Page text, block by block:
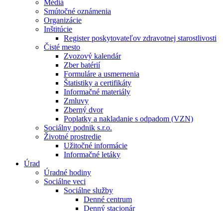
Médiá
Smútočné oznámenia
Organizácie
Inštitúcie
Register poskytovateľov zdravotnej starostlivosti
Čisté mesto
Zvozový kalendár
Zber batérií
Formuláre a usmernenia
Štatistiky a certifikáty
Informačné materiály
Zmluvy
Zberný dvor
Poplatky a nakladanie s odpadom (VZN)
Sociálny podnik s.r.o.
Životné prostredie
Užitočné informácie
Informačné letáky
Úrad
Úradné hodiny
Sociálne veci
Sociálne služby
Denné centrum
Denný stacionár